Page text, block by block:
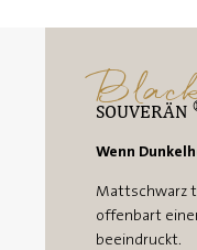
SOUVERÄN
Wenn
Mattschwarz
offenbart
beeindruckt.